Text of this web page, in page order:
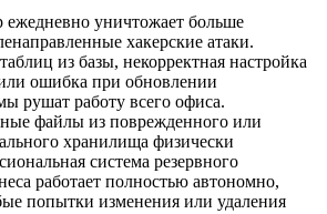
ежедневно уничтожает больше
хакерские атаки.
из базы, некорректная настройка
ошибка при обновлении
рушат работу всего офиса.
файлы из поврежденного или
хранилища физически
система резервного
работает полностью автономно,
попытки изменения или удаления